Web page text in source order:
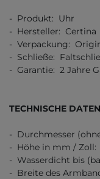
- Produkt: Uhr
- Hersteller: Certina
- Verpackung:
- Schließe:
- Garantie: 2 Jahre
TECHNISCHE DATEN
- Durchmesser
- Höhe in mm / Zoll:
- Wasserdicht bis
- Breite des